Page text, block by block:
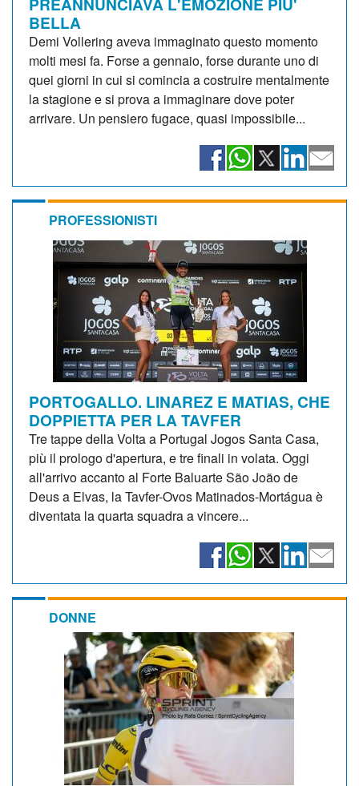
BELLA
Demi Vollering aveva immaginato questo momento
molti mesi fa. Forse a gennaio, forse durante uno di
quei giorni in cui si comincia a costruire mentalmente
la stagione e si prova a immaginare dove poter
arrivare. Un pensiero fugace, quasi impossibile...
PROFESSIONISTI
PORTOGALLO. LINAREZ E MATIAS, CHE
DOPPIETTA PER LA TAVFER
Tre tappe della Volta a Portugal Jogos Santa Casa,
più il prologo d'apertura, e tre finali in volata. Oggi
all'arrivo accanto al Forte Baluarte São João de
Deus a Elvas, la Tavfer-Ovos Matinados-Mortágua è
diventata la quarta squadra a vincere...
DONNE